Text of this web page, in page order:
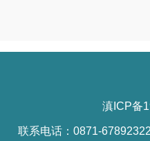
滇ICP备
联系电话：0871-